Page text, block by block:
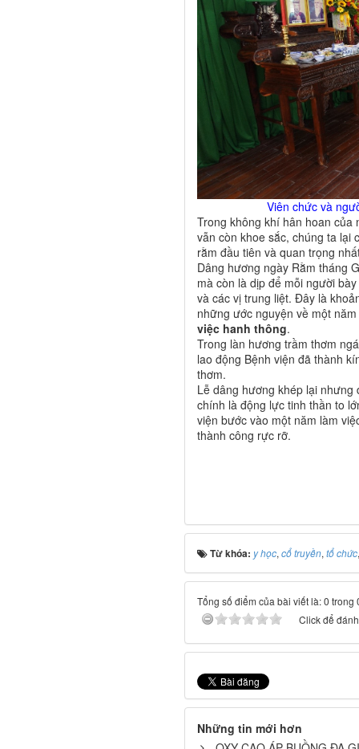
Viên chức và
Trong không khí hân hoan
vẫn còn khoe sắc, chúng ta lại
rằm đầu tiên và quan trọng
Dâng hương ngày Rằm tháng
mà còn là dịp để mỗi người
và các vị trung liệt. Đây là
những ước nguyện về một
việc hanh thông.
Trong làn hương trầm thơm
lao động Bệnh viện đã thành
thơm.
Lễ dâng hương khép lại
chính là động lực tinh thần to
viện bước vào một năm làm
thành công rực rỡ.
Từ khóa: y học, cổ truyền, tổ chức
Tổng số điểm của bài viết là: 0 trong
Click để
Những tin mới hơn